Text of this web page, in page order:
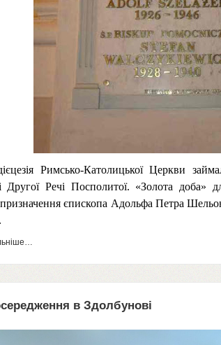
Римсько-Католицької Церкви
Другої Речі Посполитої. «Золота доба»
єпископа Адольфа Петра
в Здолбунові